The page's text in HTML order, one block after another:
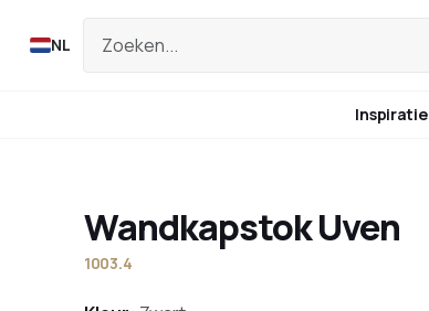
NL
Inspiratie
Wandkapstok Uven
1003.4